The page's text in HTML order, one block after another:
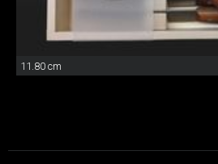
11.80 cm